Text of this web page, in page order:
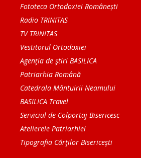
Fototeca Ortodoxiei Românești
Radio TRINITAS
TV TRINITAS
Vestitorul Ortodoxiei
Agenţia de ştiri BASILICA
Patriarhia Română
Catedrala Mântuirii Neamului
BASILICA Travel
Serviciul de Colportaj Bisericesc
Atelierele Patriarhiei
Tipografia Cărţilor Bisericeşti